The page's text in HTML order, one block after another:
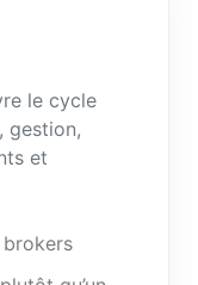
le cycle
gestion,
et